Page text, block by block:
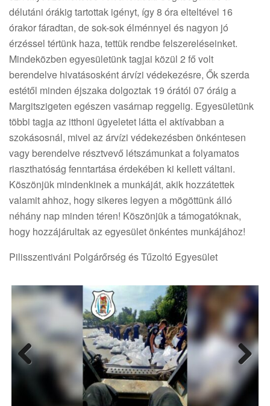
délutáni órákig tartottak igényt, így 8 óra elteltével 16
órakor fáradtan, de sok-sok élménnyel és nagyon jó
érzéssel tértünk haza, tettük rendbe felszereléseinket.
Mindeközben egyesületünk tagjai közül 2 fő volt
berendelve hivatásosként árvízi védekezésre, Ők szerda
estétől minden éjszaka dolgoztak 19 órától 07 óráig a
Margitszigeten egészen vasárnap reggelig. Egyesületünk
többi tagja az itthoni ügyeletet látta el aktívabban a
szokásosnál, mivel az árvízi védekezésben önkéntesen
vagy berendelve résztvevő létszámunkat a folyamatos
riaszthatóság fenntartása érdekében ki kellett váltani.
Köszönjük mindenkinek a munkáját, akik hozzátettek
valamit ahhoz, hogy sikeres legyen a mögöttünk álló
néhány nap minden téren! Köszönjük a támogatóknak,
hogy hozzájárultak az egyesület önkéntes munkájához!
Pilisszentiváni Polgárőrség és Tűzoltó Egyesület
Previ
Next